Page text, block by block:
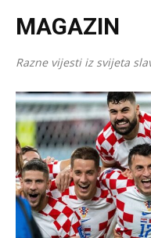
MAGAZIN
Razne vijesti iz svijeta